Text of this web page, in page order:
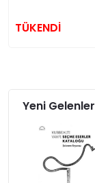
TÜKENDİ
Yeni Gelenler